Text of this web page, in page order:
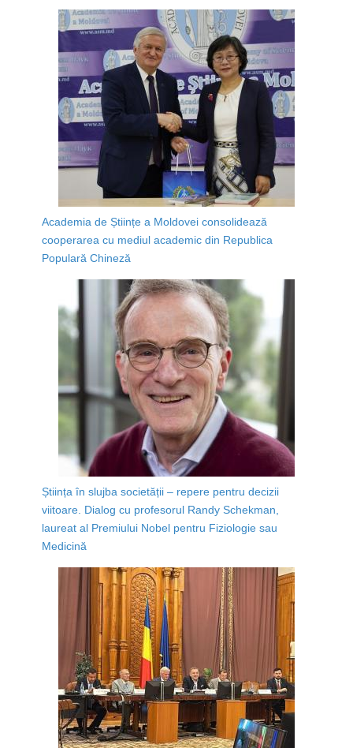
Academia de Științe a Moldovei consolidează
cooperarea cu mediul academic din Republica
Populară Chineză
Știința în slujba societății – repere pentru decizii
viitoare. Dialog cu profesorul Randy Schekman,
laureat al Premiului Nobel pentru Fiziologie sau
Medicină